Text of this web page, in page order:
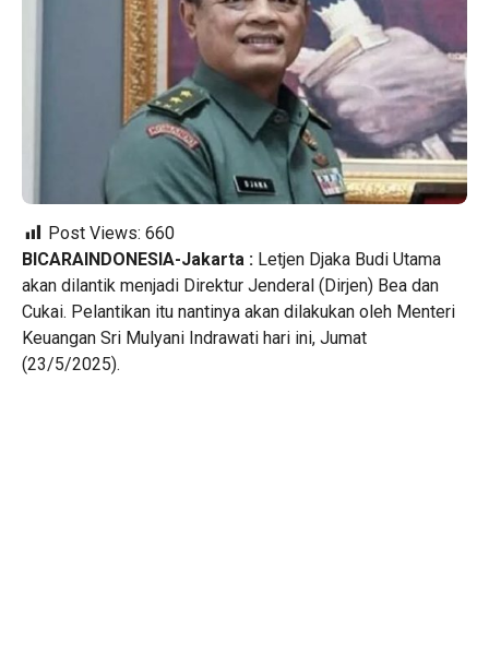
Post Views: 660
BICARAINDONESIA-Jakarta : Letjen Djaka Budi Utama
akan dilantik menjadi Direktur Jenderal (Dirjen) Bea dan
Cukai. Pelantikan itu nantinya akan dilakukan oleh Menteri
Keuangan Sri Mulyani Indrawati hari ini, Jumat
(23/5/2025).